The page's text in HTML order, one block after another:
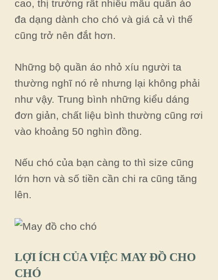
cao, thị trường rất nhiều mẫu quần áo
đa dạng dành cho chó và giá cả vì thế
cũng trở nên đắt hơn.
Những bộ quần áo nhỏ xíu người ta
thường nghĩ nó rẻ nhưng lại không phải
như vậy. Trung bình những kiểu dáng
đơn giản, chất liệu bình thường cũng rơi
vào khoảng 50 nghìn đồng.
Nếu chó của bạn càng to thì size cũng
lớn hơn và số tiền cần chi ra cũng tăng
lên.
LỢI ÍCH CỦA VIỆC MAY ĐỒ CHO
CHÓ